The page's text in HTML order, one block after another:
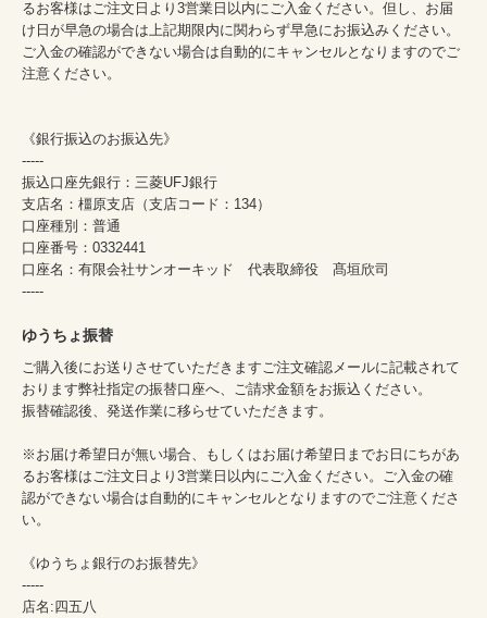
るお客様はご注文日より3営業日以内にご入金ください。但し、お届
け日が早急の場合は上記期限内に関わらず早急にお振込みください。
ご入金の確認ができない場合は自動的にキャンセルとなりますのでご
注意ください。
《銀行振込のお振込先》
-----
振込口座先銀行：三菱UFJ銀行
支店名：橿原支店（支店コード：134）
口座種別：普通
口座番号：0332441
口座名：有限会社サンオーキッド 代表取締役 髙垣欣司
-----
ゆうちょ振替
ご購入後にお送りさせていただきますご注文確認メールに記載されて
おります弊社指定の振替口座へ、ご請求金額をお振込ください。
振替確認後、発送作業に移らせていただきます。
※お届け希望日が無い場合、もしくはお届け希望日までお日にちがあ
るお客様はご注文日より3営業日以内にご入金ください。ご入金の確
認ができない場合は自動的にキャンセルとなりますのでご注意くださ
い。
《ゆうちょ銀行のお振替先》
-----
店名:四五八